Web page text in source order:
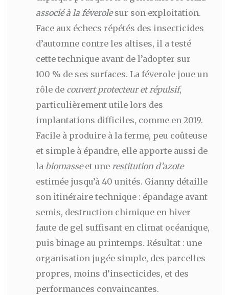
associé à la féverolesur son exploitation.
Face aux échecs répétés des insecticides
d’automne contre les altises, il a testé
cette technique avant de l’adopter sur
100 % de ses surfaces. La féverole joue un
rôle de couvert protecteur et répulsif,
particulièrement utile lors des
implantations difficiles, comme en 2019.
Facile à produire à la ferme, peu coûteuse
et simple à épandre, elle apporte aussi de
la biomasseet une restitution d’azote
estimée jusqu’à 40 unités. Gianny détaille
son itinéraire technique : épandage avant
semis, destruction chimique en hiver
faute de gel suffisant en climat océanique,
puis binage au printemps. Résultat : une
organisation jugée simple, des parcelles
propres, moins d’insecticides, et des
performances convaincantes.